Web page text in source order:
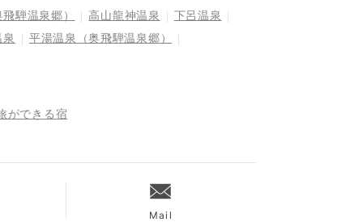
騨温泉郷） 高山龍神温泉
下呂温泉
平湯温泉（奥飛騨温泉郷）
ができる宿
Mail